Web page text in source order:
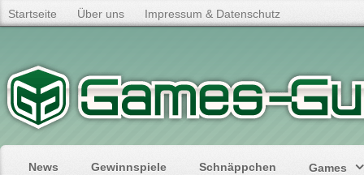
Startseite Über uns Impressum & Datenschutz
News Gewinnspiele Schnäppchen Games